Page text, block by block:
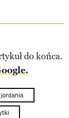
do końca.
jordania